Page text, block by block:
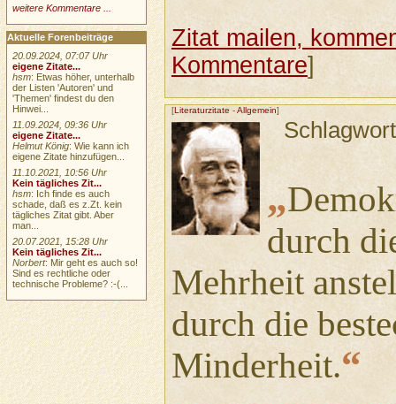
Zitat mailen,
Kommentare]
[Literaturzitate -Allgemein]
„
durch
Mehrheit
durch die
Minderheit.“
weitere Kommentare ...
Aktuelle Forenbeiträge
20.09.2024, 07:07 Uhr
eigene Zitate...
hsm: Etwas höher, unterhalb
der Listen 'Autoren' und
'Themen' findest du den
Hinwei...
11.09.2024, 09:36 Uhr
eigene Zitate...
Helmut König: Wie kann ich
eigene Zitate hinzufügen...
11.10.2021, 10:56 Uhr
Kein tägliches Zit...
hsm: Ich finde es auch
schade, daß es z.Zt. kein
tägliches Zitat gibt. Aber
man...
20.07.2021, 15:28 Uhr
Kein tägliches Zit...
Norbert: Mir geht es auch so!
Sind es rechtliche oder
technische Probleme? :-(...